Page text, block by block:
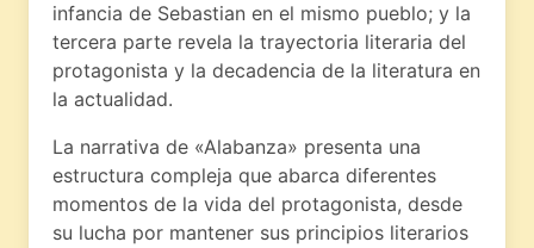
infancia de Sebastian en el mismo pueblo; y la
tercera parte revela la trayectoria literaria del
protagonista y la decadencia de la literatura en
la actualidad.
La narrativa de «Alabanza» presenta una
estructura compleja que abarca diferentes
momentos de la vida del protagonista, desde
su lucha por mantener sus principios literarios